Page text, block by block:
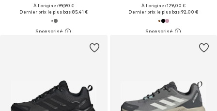
À l'origine : 99,90 €
Dernier prix le plus bas :85,41 €
À l'origine : 129,00 €
Dernier prix le plus bas :92,00 €